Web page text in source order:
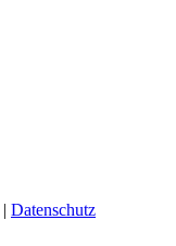
| Datenschutz